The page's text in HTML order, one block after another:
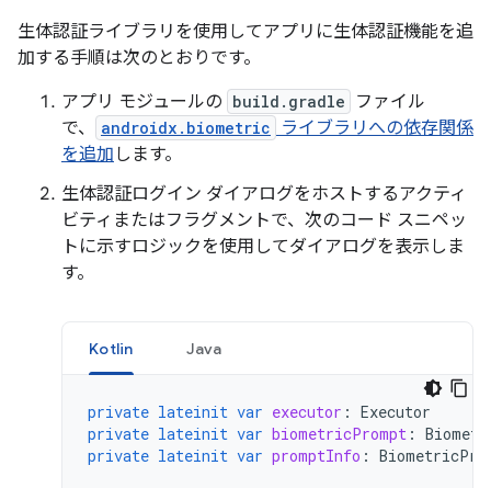
生体認証ライブラリを使用してアプリに生体認証機能を追
加する手順は次のとおりです。
アプリ モジュールの build.gradle
ファイル
で、
androidx.biometric
ライブラリへの依存関係
を追加 します。
生体認証ログイン ダイアログをホストするアクティ
ビティまたはフラグメントで、次のコード スニペッ
トに示すロジックを使用してダイアログを表示しま
す。
Kotlin Java
private lateinit var executor : Executor
private lateinit var biometricPrompt :
private lateinit var promptInfo :